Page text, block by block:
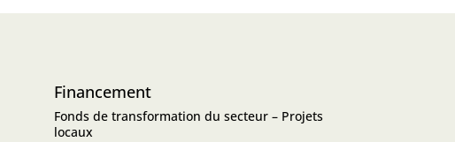
Financement
Fonds de transformation du secteur – Projets
locaux